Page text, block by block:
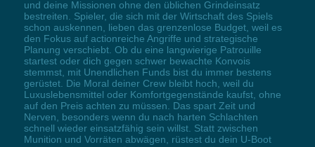
und deine Missionen ohne den üblichen Grindeinsatz
bestreiten. Spieler, die sich mit der Wirtschaft des Spiels
schon auskennen, lieben das grenzenlose Budget, weil es
den Fokus auf actionreiche Angriffe und strategische
Planung verschiebt. Ob du eine langwierige Patrouille
startest oder dich gegen schwer bewachte Konvois
stemmst, mit Unendlichen Funds bist du immer bestens
gerüstet. Die Moral deiner Crew bleibt hoch, weil du
Luxuslebensmittel oder Komfortgegenstände kaufst, ohne
auf den Preis achten zu müssen. Das spart Zeit und
Nerven, besonders wenn du nach harten Schlachten
schnell wieder einsatzfähig sein willst. Statt zwischen
Munition und Vorräten abwägen, rüstest du dein U-Boot